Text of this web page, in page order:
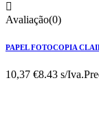

Avaliação(0)
PAPEL FOTOCOPIA
10,37 €8.43 s/Iva.